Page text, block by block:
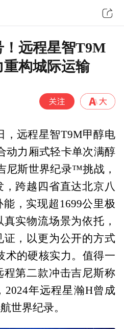
远程星智T9M
构城际运输
，远程星智T9M甲醇电
动力厢式轻卡单次满醇
尼斯世界纪录™挑战，
，跨越四省直达北京八
，实现超1699公里极
实物流场景为依托，
，以更为公开的方式
术的硬核实力。值得一
第二款冲击吉尼斯称
年远程星瀚H曾成
世界纪录。